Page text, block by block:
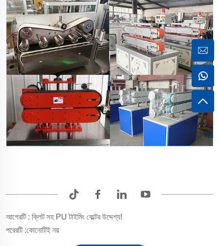
আগেরটি : ক্লিট সহ PU টাইমিং বেল্টের উদ্দেশ্য!
পরেরটি :কোনোটিই নয়